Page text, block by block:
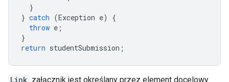
}
} catch (Exception e)
{
throw e ;
}
return studentSubmission ;
Link załącznik jest określany przez element docelowy